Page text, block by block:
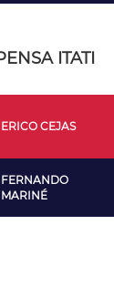
ITATI
ERICO CEJAS
FERNANDO
MARINÉ